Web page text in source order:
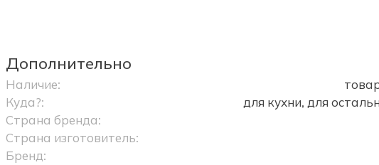
Дополнительно
Наличие:
Куда?:
для кухни, для
Страна бренда:
Страна изготовитель:
Бренд: